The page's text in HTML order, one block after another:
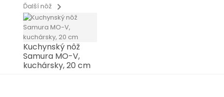
Ďalší nôž chevron_right
Kuchynský nôž
Samura MO-V,
kuchársky, 20 cm